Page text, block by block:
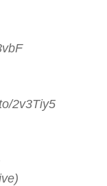
2v3Tiy5